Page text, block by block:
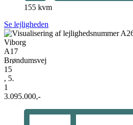
155 kvm
Se lejligheden
Viborg
A17
Brøndumsvej
15
, 5.
1
3.095.000,-